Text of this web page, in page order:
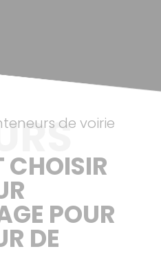
de voirie
POUR
DE